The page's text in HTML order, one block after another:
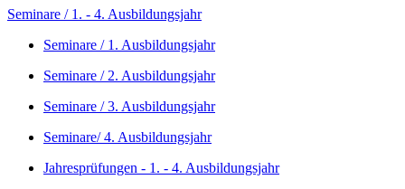
Seminare / 1. - 4. Ausbildungsjahr
Seminare / 1. Ausbildungsjahr
Seminare / 2. Ausbildungsjahr
Seminare / 3. Ausbildungsjahr
Seminare/ 4. Ausbildungsjahr
Jahresprüfungen - 1. - 4. Ausbildungsjahr